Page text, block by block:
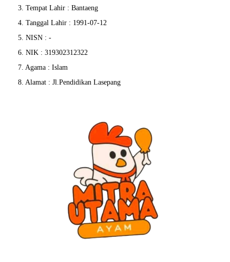
3. Tempat Lahir : Bantaeng
4. Tanggal Lahir : 1991-07-12
5. NISN : -
6. NIK : 319302312322
7. Agama : Islam
8. Alamat : Jl.Pendidikan Lasepang